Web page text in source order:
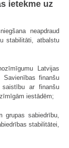
ietekme uz
neapdraud
stabilitāti, atbalstu
Latvijas
finanšu
ar finanšu
iestādēm;
grupas sabiedrību,
stabilitātei,